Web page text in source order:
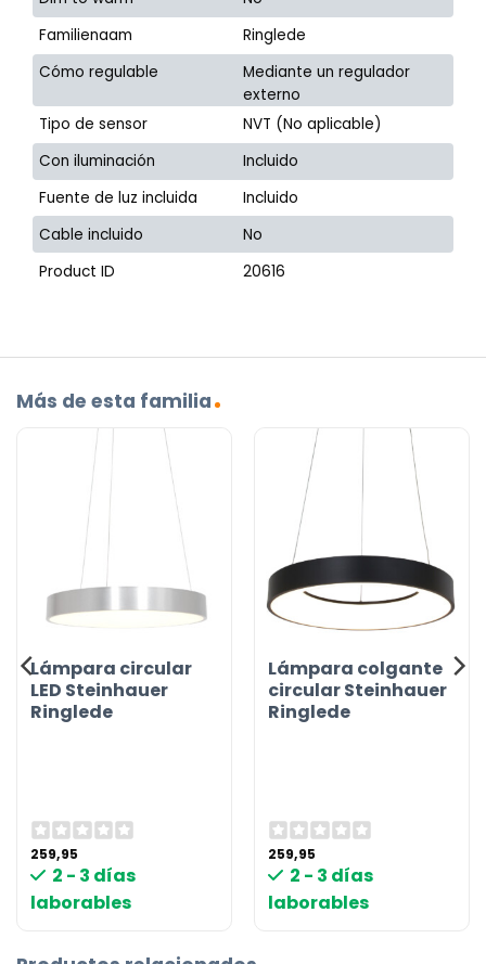
Familienaam
Ringlede
Cómo regulable
Mediante un regulador
externo
Tipo de sensor
NVT (No aplicable)
Con iluminación
Incluido
Fuente de luz incluida
Incluido
Cable incluido
No
Product ID
20616
Más de esta familia
Lámpara circular
LED Steinhauer
Ringlede
259,95
2 - 3 días
laborables
Lámpara colgante
circular Steinhauer
Ringlede
259,95
2 - 3 días
laborables